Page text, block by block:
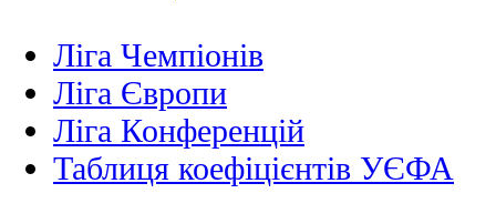
Ліга Чемпіонів
Ліга Європи
Ліга Конференцій
Таблиця коефіцієнтів УЄФА